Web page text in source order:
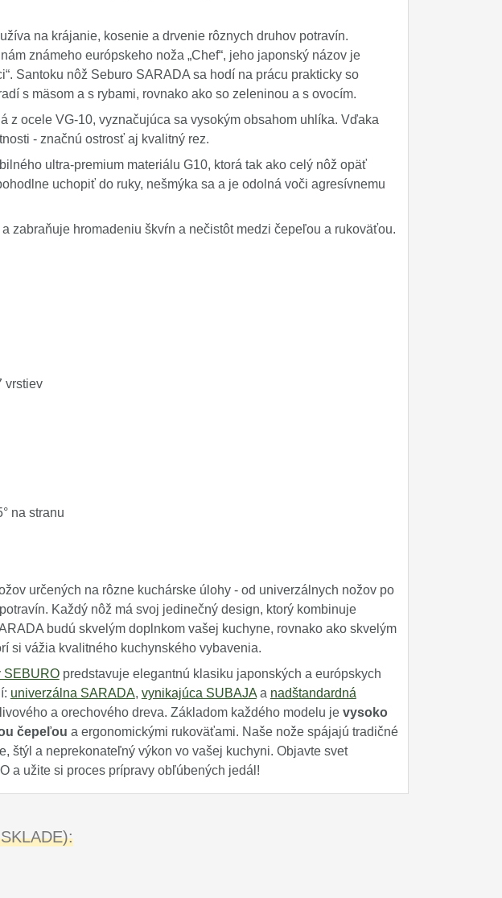
na krájanie, kosenie a drvenie rôznych druhov potravín.
známeho európskeho noža „Chef“, jeho japonský názov je
Santoku nôž Seburo SARADA sa hodí na prácu prakticky so
s mäsom a s rybami, rovnako ako so zeleninou a s ovocím.
z ocele VG-10, vyznačujúca sa vysokým obsahom uhlíka. Vďaka
- značnú ostrosť aj kvalitný rez.
ultra-premium materiálu G10, ktorá tak ako celý nôž opäť
uchopiť do ruky, nešmýka sa a je odolná voči agresívnemu
zabraňuje hromadeniu škvŕn a nečistôt medzi čepeľou a rukoväťou.
vrstiev
na stranu
určených na rôzne kuchárske úlohy - od univerzálnych nožov po
Každý nôž má svoj jedinečný design, ktorý kombinuje
budú skvelým doplnkom vašej kuchyne, rovnako ako skvelým
si vážia kvalitného kuchynského vybavenia.
SEBUROpredstavuje elegantnú klasiku japonských a európskych
univerzálna SARADA, vynikajúca SUBAJAa nadštandardná
a orechového dreva. Základom každého modelu je vysoko
čepeľou a ergonomickými rukoväťami. Naše nože spájajú tradičné
štýl a neprekonateľný výkon vo vašej kuchyni. Objavte svet
a užite si proces prípravy obľúbených jedál!